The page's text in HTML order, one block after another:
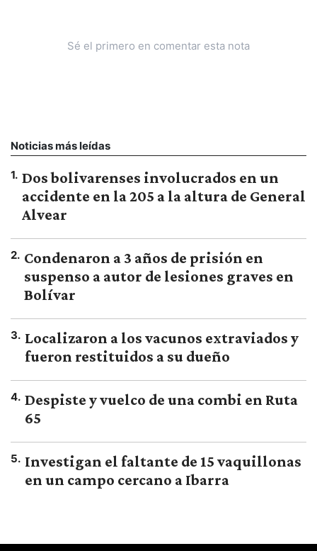
Sé el primero en comentar esta nota
Noticias más leídas
1. Dos bolivarenses involucrados en un
accidente en la 205 a la altura de General
Alvear
2. Condenaron a 3 años de prisión en
suspenso a autor de lesiones graves en
Bolívar
3. Localizaron a los vacunos extraviados y
fueron restituidos a su dueño
4. Despiste y vuelco de una combi en Ruta
65
5. Investigan el faltante de 15 vaquillonas
en un campo cercano a Ibarra